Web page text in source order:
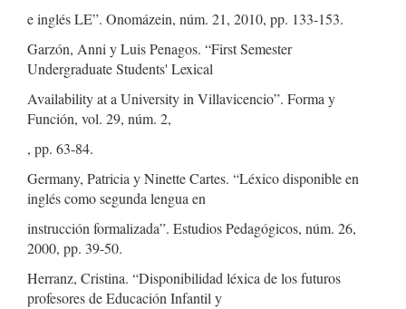
e inglés LE”. Onomázein, núm. 21, 2010, pp. 133-153.
Garzón, Anni y Luis Penagos. “First Semester
Undergraduate Students' Lexical
Availability at a University in Villavicencio”. Forma y
Función, vol. 29, núm. 2,
, pp. 63-84.
Germany, Patricia y Ninette Cartes. “Léxico disponible en
inglés como segunda lengua en
instrucción formalizada”. Estudios Pedagógicos, núm. 26,
2000, pp. 39-50.
Herranz, Cristina. “Disponibilidad léxica de los futuros
profesores de Educación Infantil y